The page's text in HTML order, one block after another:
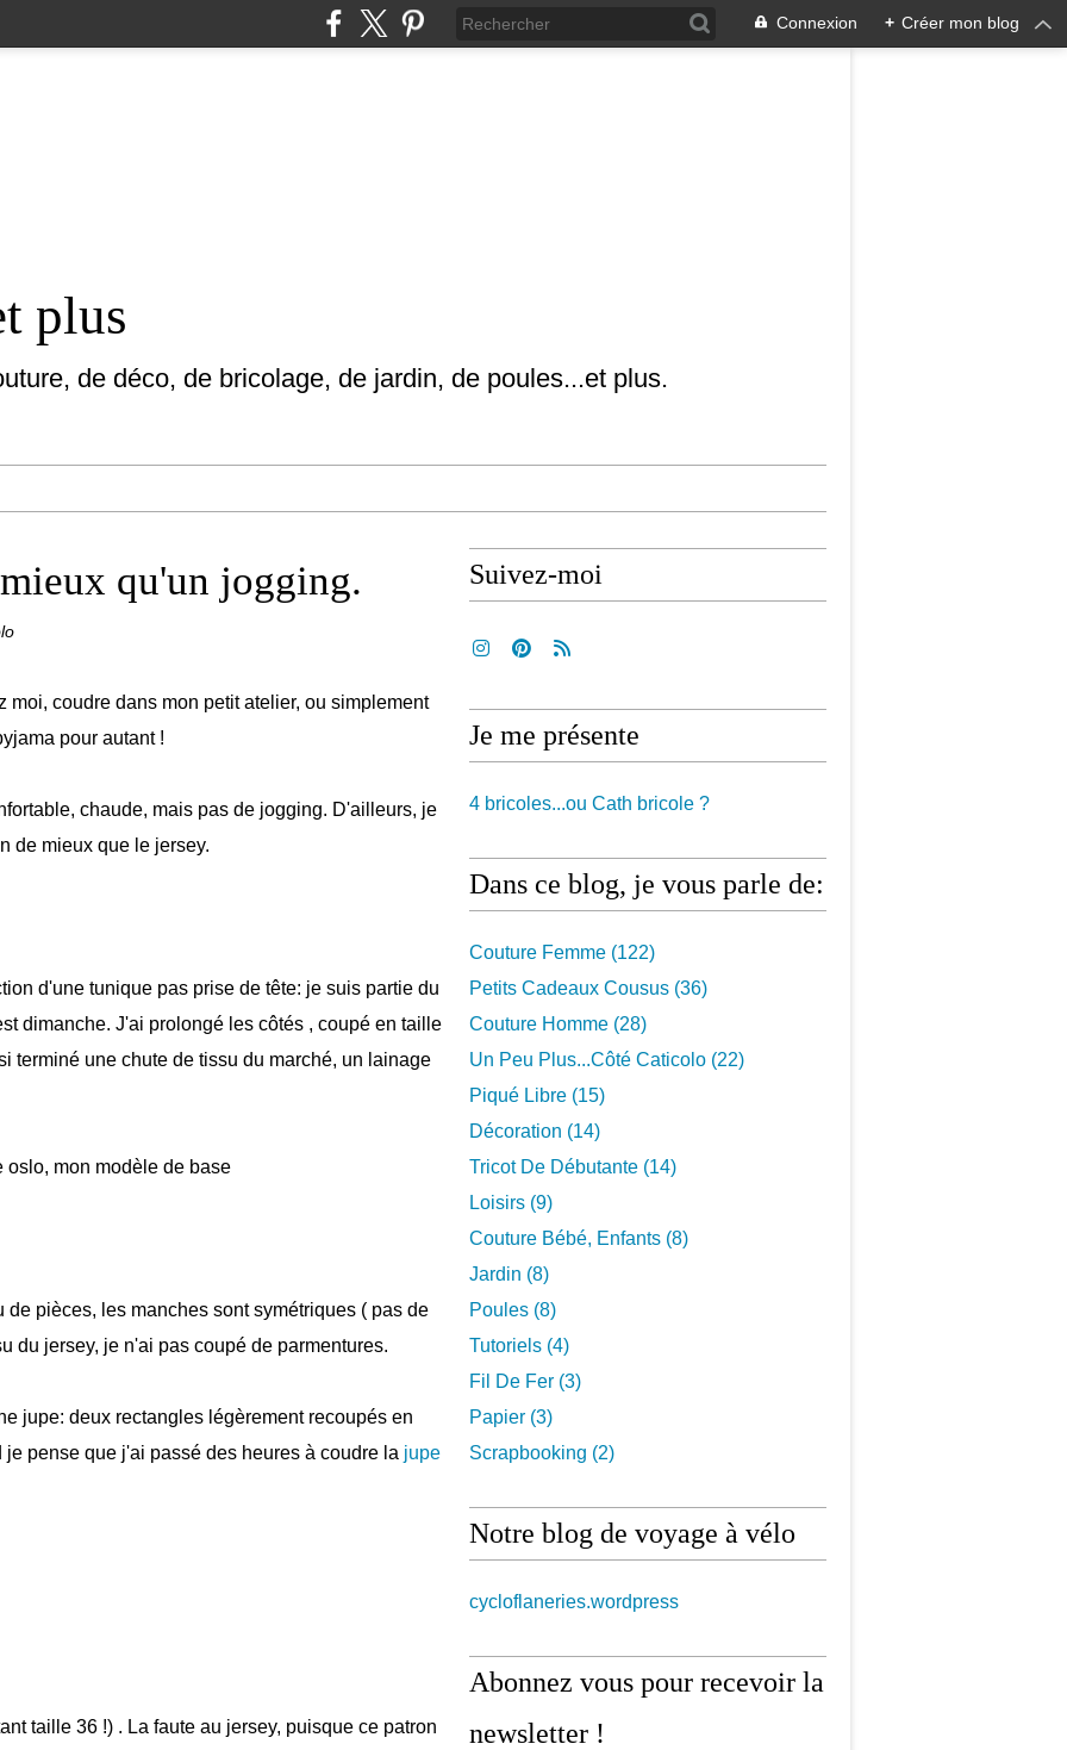
Connexion + Créer mon blog
plus
de déco, de bricolage, de jardin, de poules...et plus.
qu'un jogging.
moi, coudre dans mon petit atelier, ou simplement
pour autant !
chaude, mais pas de jogging. D'ailleurs, je
de mieux que le jersey.
d'une tunique pas prise de tête: je suis partie du
dimanche. J'ai prolongé les côtés , coupé en taille
terminé une chute de tissu du marché, un lainage
pièces, les manches sont symétriques ( pas de
du jersey, je n'ai pas coupé de parmentures.
jupe: deux rectangles légèrement recoupés en
pense que j'ai passé des heures à coudre la jupe
taille 36 !) . La faute au jersey, puisque ce patron
Suivez-moi
Je me présente
4 bricoles...ou Cath bricole ?
Dans ce blog, je vous parle de:
Couture Femme (122)
Petits Cadeaux Cousus (36)
Couture Homme (28)
Un Peu Plus...côté Caticolo (22)
Piqué Libre (15)
Décoration (14)
Tricot De Débutante (14)
Loisirs (9)
Couture Bébé, Enfants (8)
Jardin (8)
Poules (8)
Tutoriels (4)
Fil De Fer (3)
Papier (3)
Scrapbooking (2)
Notre blog de voyage à vélo
cycloflaneries.wordpress
Abonnez vous pour recevoir la
newsletter !